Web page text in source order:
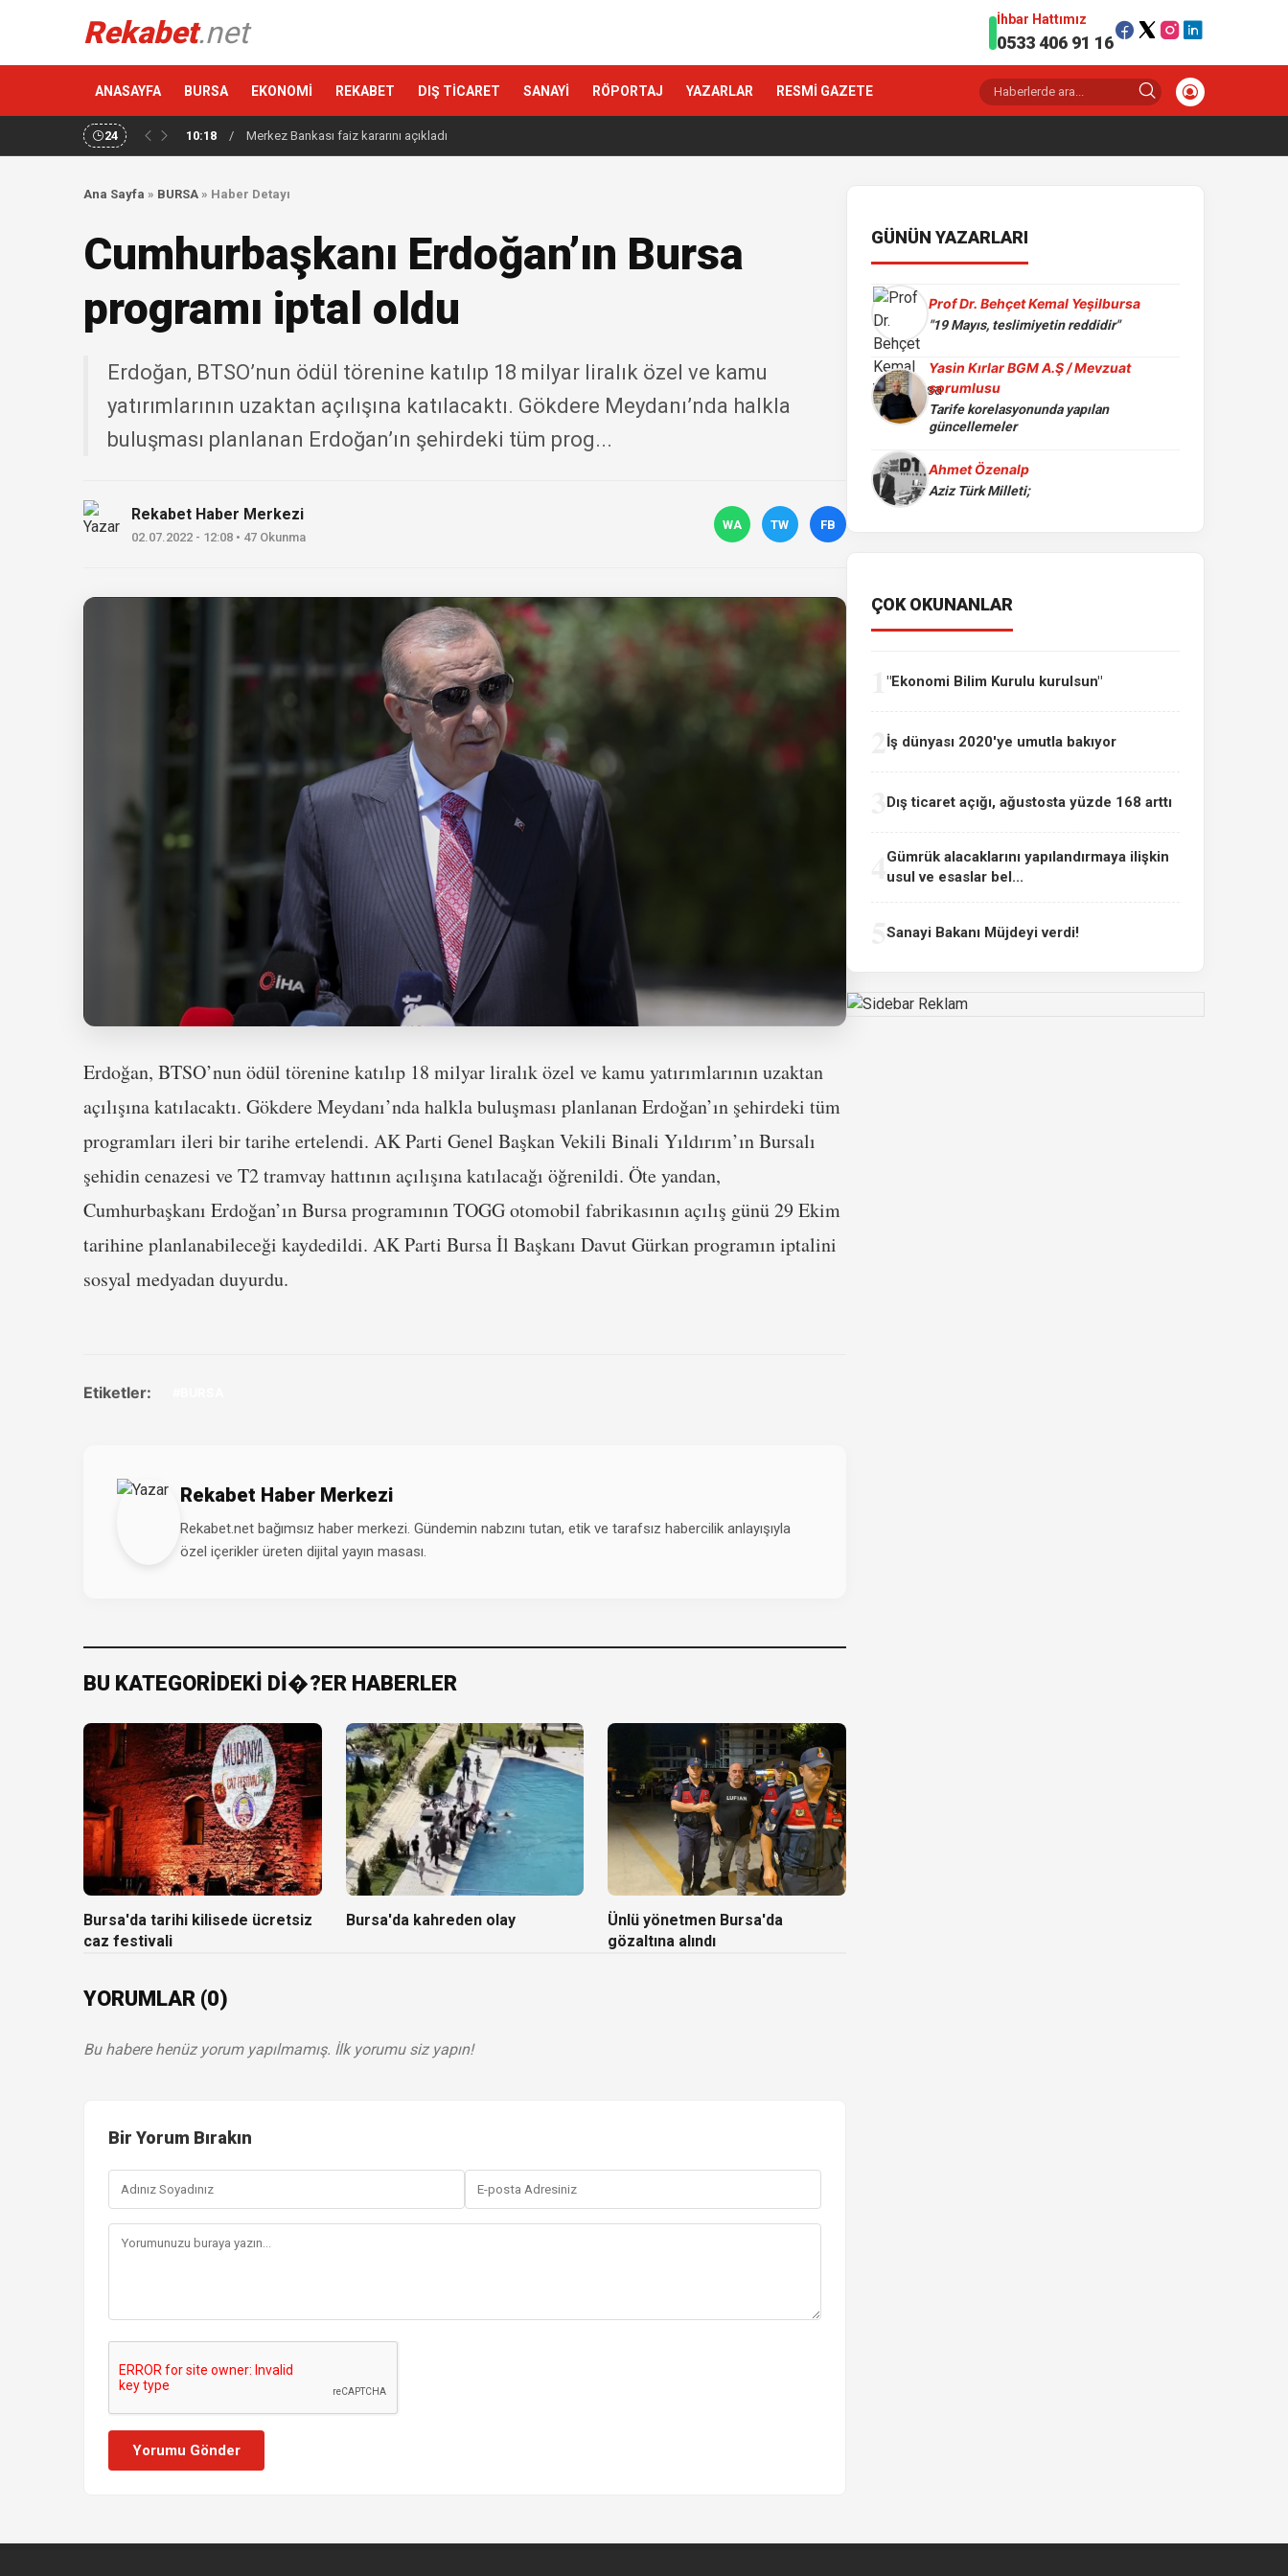
Rekabet.net İhbar Hattımız
0533 406 91 16
ANASAYFA BURSA EKONOMİ REKABET DIŞ TİCARET SANAYİ RÖPORTAJ YAZARLAR RESMİ GAZETE
24 10:18 / Merkez Bankası faiz kararını açıkladı
Ana Sayfa » BURSA » Haber Detayı
Cumhurbaşkanı Erdoğan’ın Bursa
programı iptal oldu
Erdoğan, BTSO’nun ödül törenine katılıp 18 milyar liralık özel ve kamu
yatırımlarının uzaktan açılışına katılacaktı. Gökdere Meydanı’nda halkla
buluşması planlanan Erdoğan’ın şehirdeki tüm prog...
Rekabet Haber Merkezi
02.07.2022 - 12:08 • 47 Okunma
WA TW FB
Erdoğan, BTSO’nun ödül törenine katılıp 18 milyar liralık özel ve kamu yatırımlarının uzaktan
açılışına katılacaktı. Gökdere Meydanı’nda halkla buluşması planlanan Erdoğan’ın şehirdeki tüm
programları ileri bir tarihe ertelendi. AK Parti Genel Başkan Vekili Binali Yıldırım’ın Bursalı
şehidin cenazesi ve T2 tramvay hattının açılışına katılacağı öğrenildi. Öte yandan,
Cumhurbaşkanı Erdoğan’ın Bursa programının TOGG otomobil fabrikasının açılış günü 29 Ekim
tarihine planlanabileceği kaydedildi. AK Parti Bursa İl Başkanı Davut Gürkan programın iptalini
sosyal medyadan duyurdu.
Etiketler:
Rekabet Haber Merkezi
Rekabet.net bağımsız haber merkezi. Gündemin nabzını tutan, etik ve tarafsız habercilik anlayışıyla
özel içerikler üreten dijital yayın masası.
BU KATEGORİDEKİ Dİ�?ER HABERLER
Bursa'da tarihi kilisede ücretsiz
caz festivali
Bursa'da kahreden olay
Ünlü yönetmen Bursa'da
gözaltına alındı
YORUMLAR (0)
Bu habere henüz yorum yapılmamış. İlk yorumu siz yapın!
Bir Yorum Bırakın
Yorumu Gönder
GÜNÜN YAZARLARI
Prof Dr. Behçet Kemal Yeşilbursa
"19 Mayıs, teslimiyetin reddidir"
Yasin Kırlar BGM A.Ş / Mevzuat
sorumlusu
Tarife korelasyonunda yapılan
güncellemeler
Ahmet Özenalp
Aziz Türk Milleti;
ÇOK OKUNANLAR
"Ekonomi Bilim Kurulu kurulsun"
İş dünyası 2020'ye umutla bakıyor
Dış ticaret açığı, ağustosta yüzde 168 arttı
Gümrük alacaklarını yapılandırmaya ilişkin
usul ve esaslar bel...
Sanayi Bakanı Müjdeyi verdi!